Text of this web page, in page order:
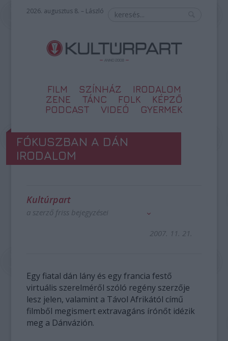
2026. augusztus 8. – László
FILM SZÍNHÁZ
IRODALOM
ZENE
TÁNC FOLK
KÉPZŐ
PODCAST
VIDEÓ GYERMEK
FÓKUSZBAN A DÁN
IRODALOM
Kultúrpart
a szerző friss bejegyzései
2007. 11. 21.
Egy fiatal dán lány és egy francia festő
virtuális szerelméről szóló regény szerzője
lesz jelen, valamint a Távol Afrikától című
filmből megismert extravagáns írónőt idézik
meg a Dánvázión.